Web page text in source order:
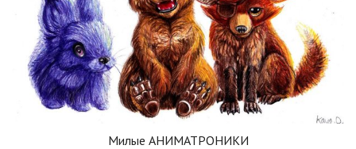
Милые АНИМАТРОНИКИ